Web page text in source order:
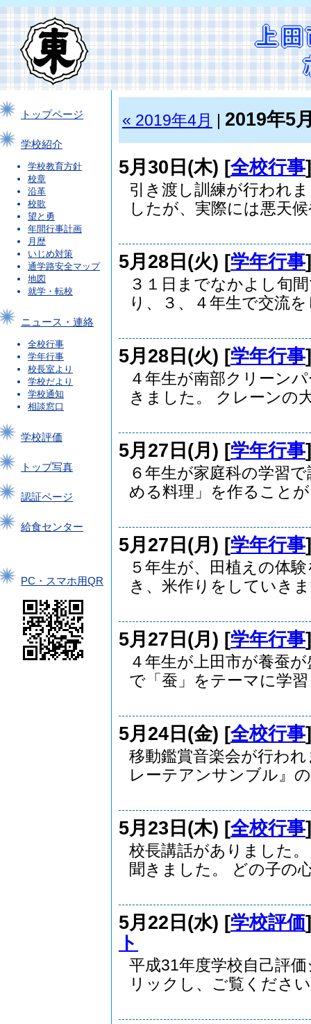
トップページ
学校紹介
学校教育方針
校章
沿革
校歌
望と勇
年間行事計画
月歴
いじめ対策
通学路安全マップ
地図
就学・転校
ニュース・連絡
全校行事
学年行事
校長室より
学校だより
学校通知
相談窓口
学校評価
トップ写真
認証ページ
給食センター
PC・スマホ用QR
« 2019年4月 2019年5
5月30日(木) [全校行事
引き渡し訓練が行われ
したが、実際には悪天
5月28日(火) [学年行事
３１日までなかよし旬
り、３、４年生で交流を
5月28日(火) [学年行事
４年生が南部クリーン
きました。 クレーンの
5月27日(月) [学年行事
６年生が家庭科の学習
める料理」を作ること
5月27日(月) [学年行事
５年生が、田植えの体
き、米作りをしていき
5月27日(月) [学年行事
４年生が上田市が養蚕
で「蚕」をテーマに学
5月24日(金) [全校行事
移動鑑賞音楽会が行わ
レーテアンサンブル』
5月23日(木) [全校行事
校長講話がありました
聞きました。 どの子の
5月22日(水) [学校評価
ト
平成31年度学校自己評
リックし、ご覧くださ